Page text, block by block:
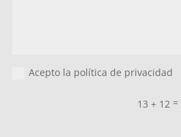
Acepto la política de privacidad
13 + 12 =